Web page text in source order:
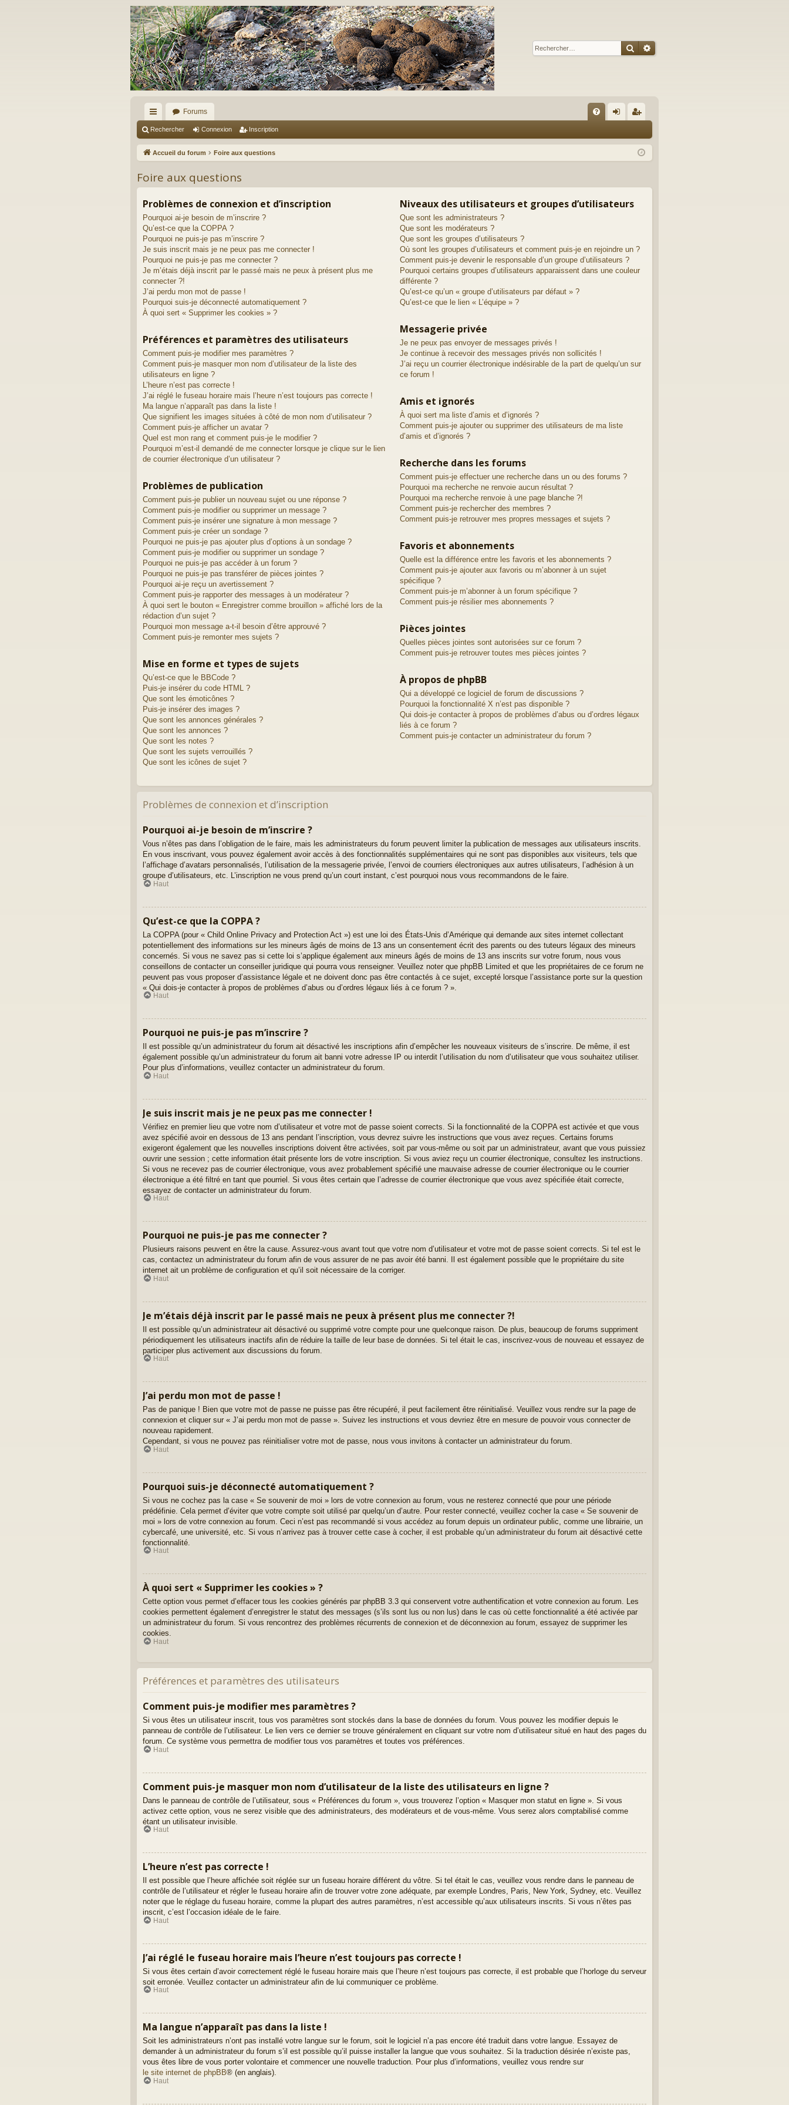
Rechercher
Recherche avancée
ac
co
ci
Forums
Q ne cri
Rechercher Connexion Inscription
Accueil du forum Foire aux questions
Foire aux questions
Problèmes de connexion et d’inscription
Pourquoi ai-je besoin de m’inscrire ?
Qu’est-ce que la COPPA ?
Pourquoi ne puis-je pas m’inscrire ?
Je suis inscrit mais je ne peux pas me connecter !
Pourquoi ne puis-je pas me connecter ?
Je m’étais déjà inscrit par le passé mais ne peux à présent plus me
connecter ?!
J’ai perdu mon mot de passe !
Pourquoi suis-je déconnecté automatiquement ?
À quoi sert « Supprimer les cookies » ?
Préférences et paramètres des utilisateurs
Comment puis-je modifier mes paramètres ?
Comment puis-je masquer mon nom d’utilisateur de la liste des
utilisateurs en ligne ?
L’heure n’est pas correcte !
J’ai réglé le fuseau horaire mais l’heure n’est toujours pas correcte !
Ma langue n’apparaît pas dans la liste !
Que signifient les images situées à côté de mon nom d’utilisateur ?
Comment puis-je afficher un avatar ?
Quel est mon rang et comment puis-je le modifier ?
Pourquoi m’est-il demandé de me connecter lorsque je clique sur le lien
de courrier électronique d’un utilisateur ?
Problèmes de publication
Comment puis-je publier un nouveau sujet ou une réponse ?
Comment puis-je modifier ou supprimer un message ?
Comment puis-je insérer une signature à mon message ?
Comment puis-je créer un sondage ?
Pourquoi ne puis-je pas ajouter plus d’options à un sondage ?
Comment puis-je modifier ou supprimer un sondage ?
Pourquoi ne puis-je pas accéder à un forum ?
Pourquoi ne puis-je pas transférer de pièces jointes ?
Pourquoi ai-je reçu un avertissement ?
Comment puis-je rapporter des messages à un modérateur ?
À quoi sert le bouton « Enregistrer comme brouillon » affiché lors de la
rédaction d’un sujet ?
Pourquoi mon message a-t-il besoin d’être approuvé ?
Comment puis-je remonter mes sujets ?
Mise en forme et types de sujets
Qu’est-ce que le BBCode ?
Puis-je insérer du code HTML ?
Que sont les émoticônes ?
Puis-je insérer des images ?
Que sont les annonces générales ?
Que sont les annonces ?
Que sont les notes ?
Que sont les sujets verrouillés ?
Que sont les icônes de sujet ?
Niveaux des utilisateurs et groupes d’utilisateurs
Que sont les administrateurs ?
Que sont les modérateurs ?
Que sont les groupes d’utilisateurs ?
Où sont les groupes d’utilisateurs et comment puis-je en rejoindre un ?
Comment puis-je devenir le responsable d’un groupe d’utilisateurs ?
Pourquoi certains groupes d’utilisateurs apparaissent dans une couleur
différente ?
Qu’est-ce qu’un « groupe d’utilisateurs par défaut » ?
Qu’est-ce que le lien « L’équipe » ?
Messagerie privée
Je ne peux pas envoyer de messages privés !
Je continue à recevoir des messages privés non sollicités !
J’ai reçu un courrier électronique indésirable de la part de quelqu’un sur
ce forum !
Amis et ignorés
À quoi sert ma liste d’amis et d’ignorés ?
Comment puis-je ajouter ou supprimer des utilisateurs de ma liste
d’amis et d’ignorés ?
Recherche dans les forums
Comment puis-je effectuer une recherche dans un ou des forums ?
Pourquoi ma recherche ne renvoie aucun résultat ?
Pourquoi ma recherche renvoie à une page blanche ?!
Comment puis-je rechercher des membres ?
Comment puis-je retrouver mes propres messages et sujets ?
Favoris et abonnements
Quelle est la différence entre les favoris et les abonnements ?
Comment puis-je ajouter aux favoris ou m’abonner à un sujet
spécifique ?
Comment puis-je m’abonner à un forum spécifique ?
Comment puis-je résilier mes abonnements ?
Pièces jointes
Quelles pièces jointes sont autorisées sur ce forum ?
Comment puis-je retrouver toutes mes pièces jointes ?
À propos de phpBB
Qui a développé ce logiciel de forum de discussions ?
Pourquoi la fonctionnalité X n’est pas disponible ?
Qui dois-je contacter à propos de problèmes d’abus ou d’ordres légaux
liés à ce forum ?
Comment puis-je contacter un administrateur du forum ?
Problèmes de connexion et d’inscription
Pourquoi ai-je besoin de m’inscrire ?
Vous n’êtes pas dans l’obligation de le faire, mais les administrateurs du forum peuvent limiter la publication de messages aux utilisateurs inscrits.
En vous inscrivant, vous pouvez également avoir accès à des fonctionnalités supplémentaires qui ne sont pas disponibles aux visiteurs, tels que
l’affichage d’avatars personnalisés, l’utilisation de la messagerie privée, l’envoi de courriers électroniques aux autres utilisateurs, l’adhésion à un
groupe d’utilisateurs, etc. L’inscription ne vous prend qu’un court instant, c’est pourquoi nous vous recommandons de le faire.
Haut
Qu’est-ce que la COPPA ?
La COPPA (pour « Child Online Privacy and Protection Act ») est une loi des États-Unis d’Amérique qui demande aux sites internet collectant
potentiellement des informations sur les mineurs âgés de moins de 13 ans un consentement écrit des parents ou des tuteurs légaux des mineurs
concernés. Si vous ne savez pas si cette loi s’applique également aux mineurs âgés de moins de 13 ans inscrits sur votre forum, nous vous
conseillons de contacter un conseiller juridique qui pourra vous renseigner. Veuillez noter que phpBB Limited et que les propriétaires de ce forum ne
peuvent pas vous proposer d’assistance légale et ne doivent donc pas être contactés à ce sujet, excepté lorsque l’assistance porte sur la question
« Qui dois-je contacter à propos de problèmes d’abus ou d’ordres légaux liés à ce forum ? ».
Haut
Pourquoi ne puis-je pas m’inscrire ?
Il est possible qu’un administrateur du forum ait désactivé les inscriptions afin d’empêcher les nouveaux visiteurs de s’inscrire. De même, il est
également possible qu’un administrateur du forum ait banni votre adresse IP ou interdit l’utilisation du nom d’utilisateur que vous souhaitez utiliser.
Pour plus d’informations, veuillez contacter un administrateur du forum.
Haut
Je suis inscrit mais je ne peux pas me connecter !
Vérifiez en premier lieu que votre nom d’utilisateur et votre mot de passe soient corrects. Si la fonctionnalité de la COPPA est activée et que vous
avez spécifié avoir en dessous de 13 ans pendant l’inscription, vous devrez suivre les instructions que vous avez reçues. Certains forums
exigeront également que les nouvelles inscriptions doivent être activées, soit par vous-même ou soit par un administrateur, avant que vous puissiez
ouvrir une session ; cette information était présente lors de votre inscription. Si vous aviez reçu un courrier électronique, consultez les instructions.
Si vous ne recevez pas de courrier électronique, vous avez probablement spécifié une mauvaise adresse de courrier électronique ou le courrier
électronique a été filtré en tant que pourriel. Si vous êtes certain que l’adresse de courrier électronique que vous avez spécifiée était correcte,
essayez de contacter un administrateur du forum.
Haut
Pourquoi ne puis-je pas me connecter ?
Plusieurs raisons peuvent en être la cause. Assurez-vous avant tout que votre nom d’utilisateur et votre mot de passe soient corrects. Si tel est le
cas, contactez un administrateur du forum afin de vous assurer de ne pas avoir été banni. Il est également possible que le propriétaire du site
internet ait un problème de configuration et qu’il soit nécessaire de la corriger.
Haut
Je m’étais déjà inscrit par le passé mais ne peux à présent plus me connecter ?!
Il est possible qu’un administrateur ait désactivé ou supprimé votre compte pour une quelconque raison. De plus, beaucoup de forums suppriment
périodiquement les utilisateurs inactifs afin de réduire la taille de leur base de données. Si tel était le cas, inscrivez-vous de nouveau et essayez de
participer plus activement aux discussions du forum.
Haut
J’ai perdu mon mot de passe !
Pas de panique ! Bien que votre mot de passe ne puisse pas être récupéré, il peut facilement être réinitialisé. Veuillez vous rendre sur la page de
connexion et cliquer sur « J’ai perdu mon mot de passe ». Suivez les instructions et vous devriez être en mesure de pouvoir vous connecter de
nouveau rapidement.
Cependant, si vous ne pouvez pas réinitialiser votre mot de passe, nous vous invitons à contacter un administrateur du forum.
Haut
Pourquoi suis-je déconnecté automatiquement ?
Si vous ne cochez pas la case « Se souvenir de moi » lors de votre connexion au forum, vous ne resterez connecté que pour une période
prédéfinie. Cela permet d’éviter que votre compte soit utilisé par quelqu’un d’autre. Pour rester connecté, veuillez cocher la case « Se souvenir de
moi » lors de votre connexion au forum. Ceci n’est pas recommandé si vous accédez au forum depuis un ordinateur public, comme une librairie, un
cybercafé, une université, etc. Si vous n’arrivez pas à trouver cette case à cocher, il est probable qu’un administrateur du forum ait désactivé cette
fonctionnalité.
Haut
À quoi sert « Supprimer les cookies » ?
Cette option vous permet d’effacer tous les cookies générés par phpBB 3.3 qui conservent votre authentification et votre connexion au forum. Les
cookies permettent également d’enregistrer le statut des messages (s’ils sont lus ou non lus) dans le cas où cette fonctionnalité a été activée par
un administrateur du forum. Si vous rencontrez des problèmes récurrents de connexion et de déconnexion au forum, essayez de supprimer les
cookies.
Haut
Préférences et paramètres des utilisateurs
Comment puis-je modifier mes paramètres ?
Si vous êtes un utilisateur inscrit, tous vos paramètres sont stockés dans la base de données du forum. Vous pouvez les modifier depuis le
panneau de contrôle de l’utilisateur. Le lien vers ce dernier se trouve généralement en cliquant sur votre nom d’utilisateur situé en haut des pages du
forum. Ce système vous permettra de modifier tous vos paramètres et toutes vos préférences.
Haut
Comment puis-je masquer mon nom d’utilisateur de la liste des utilisateurs en ligne ?
Dans le panneau de contrôle de l’utilisateur, sous « Préférences du forum », vous trouverez l’option « Masquer mon statut en ligne ». Si vous
activez cette option, vous ne serez visible que des administrateurs, des modérateurs et de vous-même. Vous serez alors comptabilisé comme
étant un utilisateur invisible.
Haut
L’heure n’est pas correcte !
Il est possible que l’heure affichée soit réglée sur un fuseau horaire différent du vôtre. Si tel était le cas, veuillez vous rendre dans le panneau de
contrôle de l’utilisateur et régler le fuseau horaire afin de trouver votre zone adéquate, par exemple Londres, Paris, New York, Sydney, etc. Veuillez
noter que le réglage du fuseau horaire, comme la plupart des autres paramètres, n’est accessible qu’aux utilisateurs inscrits. Si vous n’êtes pas
inscrit, c’est l’occasion idéale de le faire.
Haut
J’ai réglé le fuseau horaire mais l’heure n’est toujours pas correcte !
Si vous êtes certain d’avoir correctement réglé le fuseau horaire mais que l’heure n’est toujours pas correcte, il est probable que l’horloge du serveur
soit erronée. Veuillez contacter un administrateur afin de lui communiquer ce problème.
Haut
Ma langue n’apparaît pas dans la liste !
Soit les administrateurs n’ont pas installé votre langue sur le forum, soit le logiciel n’a pas encore été traduit dans votre langue. Essayez de
demander à un administrateur du forum s’il est possible qu’il puisse installer la langue que vous souhaitez. Si la traduction désirée n’existe pas,
vous êtes libre de vous porter volontaire et commencer une nouvelle traduction. Pour plus d’informations, veuillez vous rendre sur
le site internet de phpBB® (en anglais).
Haut